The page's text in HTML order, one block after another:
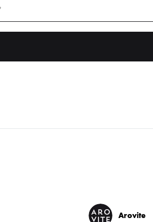
Arovite